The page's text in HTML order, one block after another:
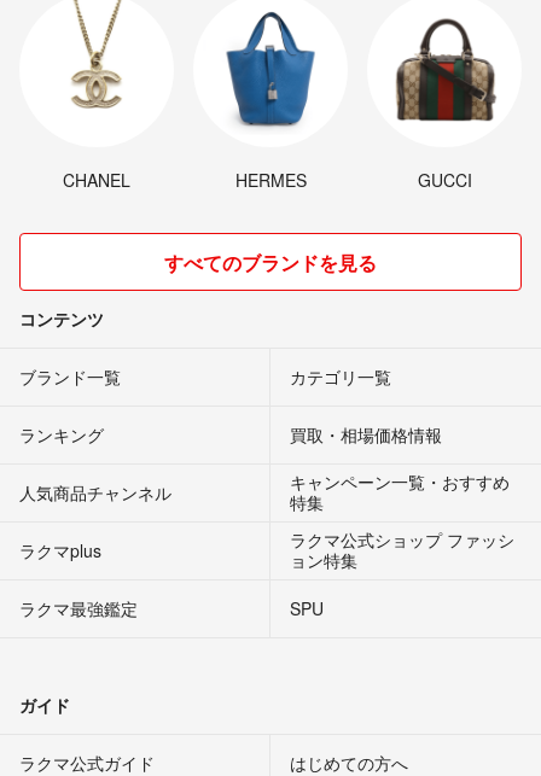
CHANEL HERMES GUCCI
すべてのブランドを見る
コンテンツ
ブランド一覧 カテゴリ一覧
ランキング 買取・相場価格情報
人気商品チャンネル
キャンペーン一覧・おすすめ
特集
ラクマplus
ラクマ公式ショップ ファッシ
ョン特集
ラクマ最強鑑定
SPU
ガイド
ラクマ公式ガイド はじめての方へ